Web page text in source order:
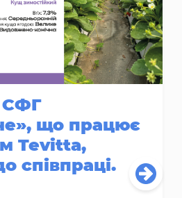
СФГ
що працює
Tevitta,
співпраці.